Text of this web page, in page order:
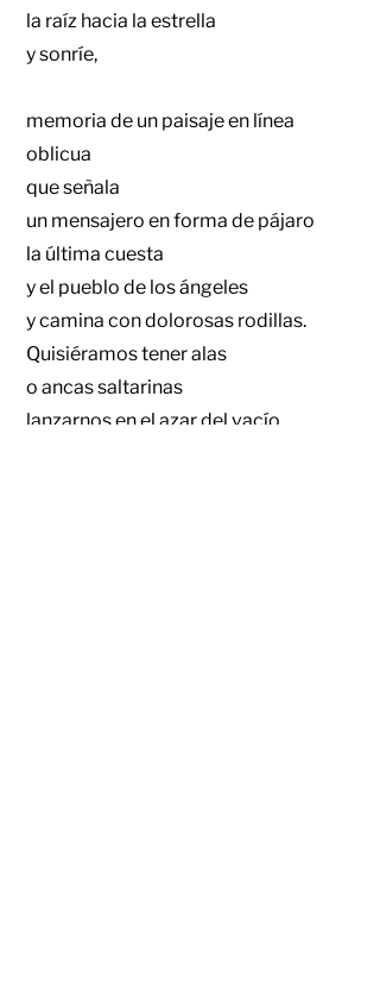
la raíz hacia la estrella
y sonríe,
memoria de un paisaje en línea
oblicua
que señala
un mensajero en forma de pájaro
la última cuesta
y el pueblo de los ángeles
y camina con dolorosas rodillas.
Quisiéramos tener alas
o ancas saltarinas
lanzarnos en el azar del vacío